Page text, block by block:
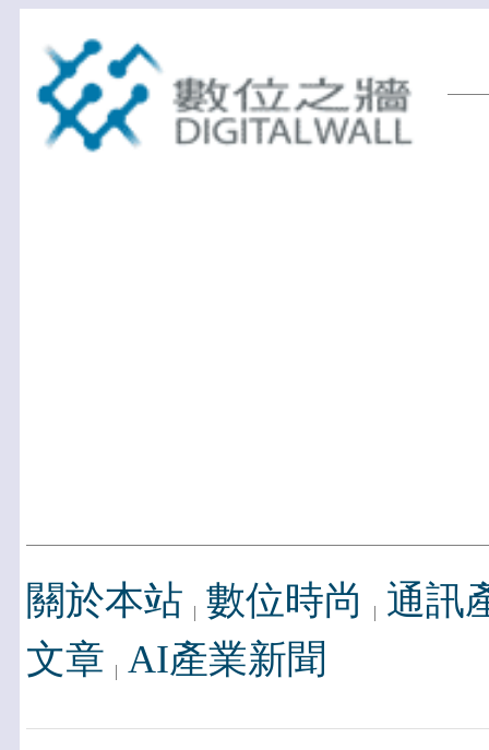
關於本站 數位時尚
通訊
文章 AI產業新聞